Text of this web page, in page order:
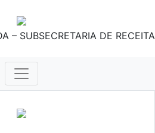
– SUBSECRETARIA DE RECEITA